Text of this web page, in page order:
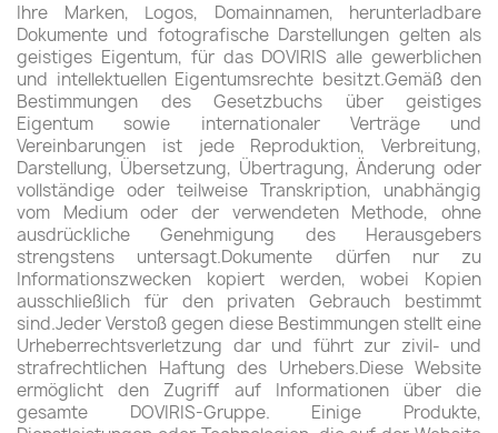
Ihre Marken, Logos, Domainnamen, herunterladbare
Dokumente und fotografische Darstellungen gelten als
geistiges Eigentum, für das DOVIRIS alle gewerblichen
und intellektuellen Eigentumsrechte besitzt.Gemäß den
Bestimmungen des Gesetzbuchs über geistiges
Eigentum sowie internationaler Verträge und
Vereinbarungen ist jede Reproduktion, Verbreitung,
Darstellung, Übersetzung, Übertragung, Änderung oder
vollständige oder teilweise Transkription, unabhängig
vom Medium oder der verwendeten Methode, ohne
ausdrückliche Genehmigung des Herausgebers
strengstens untersagt.Dokumente dürfen nur zu
Informationszwecken kopiert werden, wobei Kopien
ausschließlich für den privaten Gebrauch bestimmt
sind.Jeder Verstoß gegen diese Bestimmungen stellt eine
Urheberrechtsverletzung dar und führt zur zivil- und
strafrechtlichen Haftung des Urhebers.Diese Website
ermöglicht den Zugriff auf Informationen über die
gesamte DOVIRIS-Gruppe. Einige Produkte,